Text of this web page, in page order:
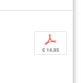
p
€ 14,95